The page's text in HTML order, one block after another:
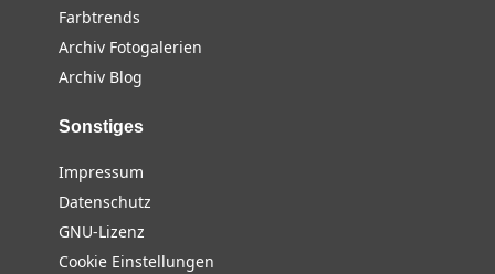
Farbtrends
Archiv Fotogalerien
Archiv Blog
Sonstiges
Impressum
Datenschutz
GNU-Lizenz
Cookie Einstellungen